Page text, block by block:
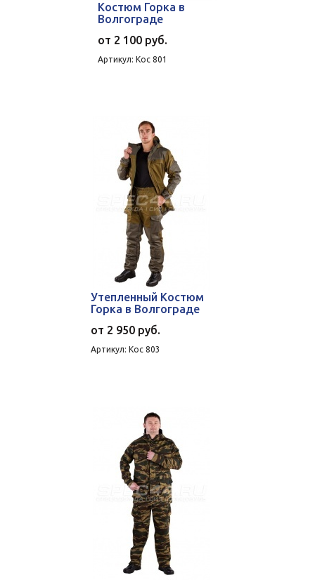
Костюм Горка в
Волгограде
от 2 100 руб.
Артикул: Кос 801
Утепленный Костюм
Горка в Волгограде
от 2 950 руб.
Артикул: Кос 803